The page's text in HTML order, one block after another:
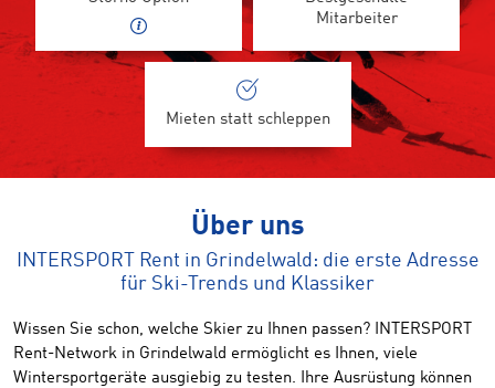
Mitarbeiter
Mieten statt schleppen
Über uns
INTERSPORT Rent in Grindelwald: die erste Adresse
für Ski-Trends und Klassiker
Wissen Sie schon, welche Skier zu Ihnen passen? INTERSPORT
Rent-Network in Grindelwald ermöglicht es Ihnen, viele
Wintersportgeräte ausgiebig zu testen. Ihre Ausrüstung können